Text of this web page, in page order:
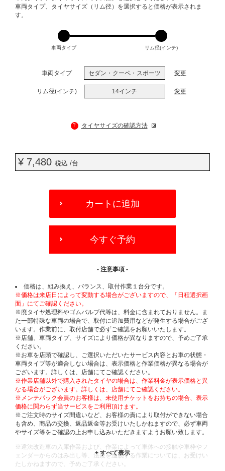
車両タイプ、タイヤサイズ（リム径）を選択すると価格が表示されま
す。
車両タイプ リム径(インチ)
車両タイプ セダン・クーペ・スポーツ 変更
リム径(インチ) 14インチ 変更
? タイヤサイズの確認方法
¥ 7,480 税込 /台
OPTIONS
カートに追加
今すぐ予約
- 注意事項 -
価格は、組み換え、バランス、取付作業１台分です。
※価格は来店日によって変動する場合がございますので、「日程選択画
面」にてご確認ください。
※廃タイヤ処理料やゴムバルブ代等は、料金に含まれておりません。ま
た一部特殊な車両の場合で、取付に追加費用などが発生する場合がござ
います。作業前に、取付店舗で必ずご確認をお願いいたします。
※店舗、車両タイプ、サイズにより価格が異なりますので、予めご了承
ください。
※お車を店頭で確認し、ご選択いただいたサービス内容とお車の状態・
車両タイプ等が適合しない場合は、表示価格と作業価格が異なる場合が
ございます。詳しくは、店舗にてご確認ください。
※作業店舗以外で購入されたタイヤの場合は、作業料金が表示価格と異
なる場合がございます。詳しくは、店舗にてご確認ください。
※メンテパック会員のお客様は、未使用チケットをお持ちの場合、表示
価格に関わらず当サービスをご利用頂けます。
※ご注文時のサイズ間違いなど、お客様の責により取付ができない場合
も含め、商品の交換、返品返金等お受けいたしかねますので、必ず車両
やサイズ等をご確認の上お申し込みいただきますようお願い致します。
※違法改造車の入庫作業および、作業によって車体への接触や車枠やフ
ェンダーからのはみ出し等、法規を逸脱する作業については、お受けい
たしかねますので、予めご了承ください。